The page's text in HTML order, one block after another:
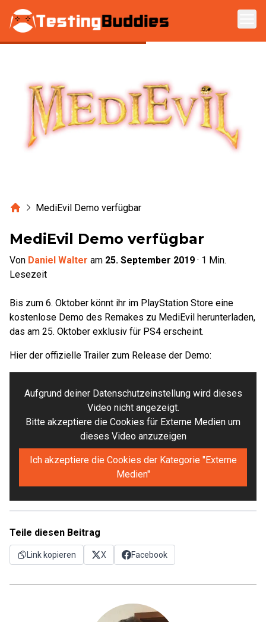
Zum Hauptinhalt springen
HomeMediEvil Demo verfügbar
MediEvil Demo verfügbar
Von Daniel Walter am 25. September 2019 · 1 Min.
Lesezeit
Bis zum 6. Oktober könnt ihr im PlayStation Store eine
kostenlose Demo des Remakes zu MediEvil herunterladen,
das am 25. Oktober exklusiv für PS4 erscheint.
Hier der offizielle Trailer zum Release der Demo:
Aufgrund deiner Datenschutzeinstellung wird dieses
Video nicht angezeigt.
Bitte akzeptiere die Cookies für Externe Medien um
dieses Video anzuzeigen
Ich akzeptiere die Cookies der Kategorie "Externe
Medien"
Teile diesen Beitrag
Link kopieren X Facebook